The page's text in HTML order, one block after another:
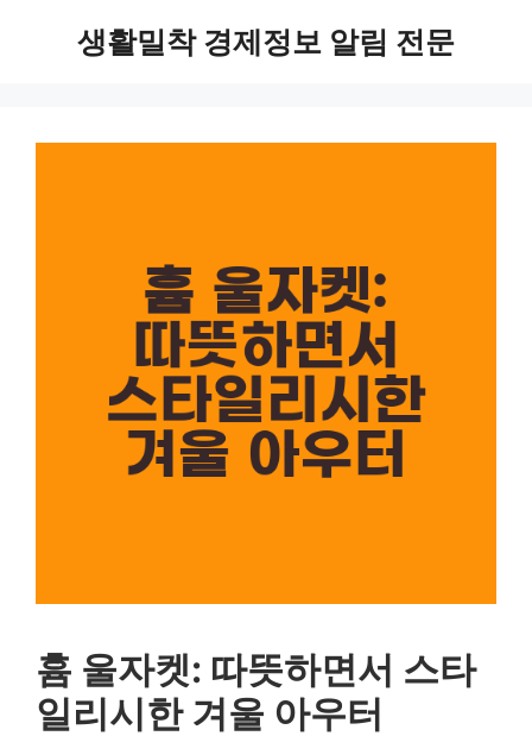
생활밀착 경제정보 알림 전문
흄 울자켓: 따뜻하면서 스타
일리시한 겨울 아우터